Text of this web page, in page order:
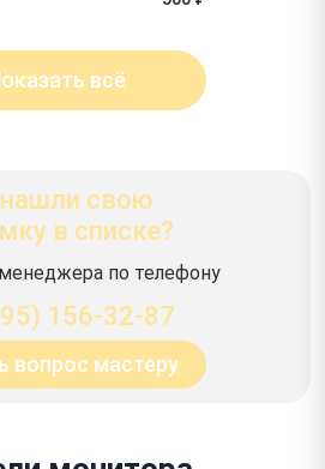
всё
свою
в списке?
по телефону
156-32-87
вопрос мастеру